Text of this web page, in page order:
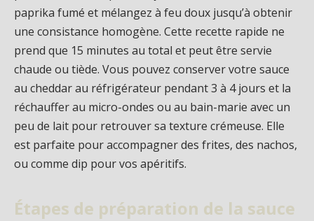
paprika fumé et mélangez à feu doux jusqu’à obtenir
une consistance homogène. Cette recette rapide ne
prend que 15 minutes au total et peut être servie
chaude ou tiède. Vous pouvez conserver votre sauce
au cheddar au réfrigérateur pendant 3 à 4 jours et la
réchauffer au micro-ondes ou au bain-marie avec un
peu de lait pour retrouver sa texture crémeuse. Elle
est parfaite pour accompagner des frites, des nachos,
ou comme dip pour vos apéritifs.
Étapes de préparation de la sauce